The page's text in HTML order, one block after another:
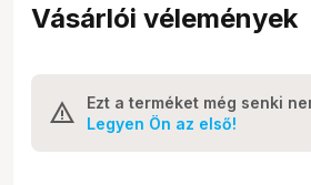
Vásárlói vélemények
Ezt a terméket még senki
Legyen Ön az első!